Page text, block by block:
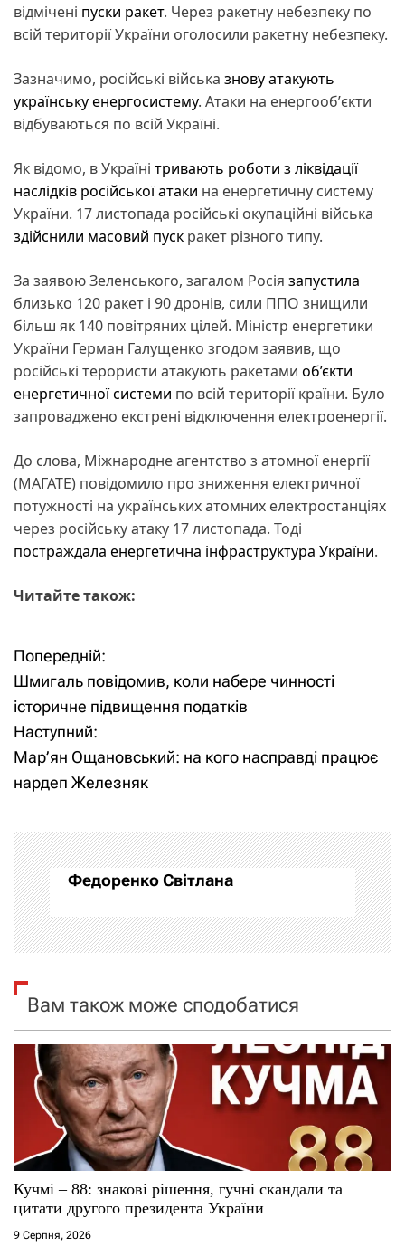
відмічені пуски ракет. Через ракетну небезпеку по
всій території України оголосили ракетну небезпеку.
Зазначимо, російські війська знову атакують
українську енергосистему. Атаки на енергообʼєкти
відбуваються по всій Україні.
Як відомо, в Україні тривають роботи з ліквідації
наслідків російської атаки на енергетичну систему
України. 17 листопада російські окупаційні війська
здійснили масовий пуск ракет різного типу.
За заявою Зеленського, загалом Росія запустила
близько 120 ракет і 90 дронів, сили ППО знищили
більш як 140 повітряних цілей. Міністр енергетики
України Герман Галущенко згодом заявив, що
російські терористи атакують ракетами об’єкти
енергетичної системи по всій території країни. Було
запроваджено екстрені відключення електроенергії.
До слова, Міжнародне агентство з атомної енергії
(МАГАТЕ) повідомило про зниження електричної
потужності на українських атомних електростанціях
через російську атаку 17 листопада. Тоді
постраждала енергетична інфраструктура України.
Читайте також:
Н
а
в
і
а
ц
і
а
с
і
в
Попередній:
Шмигаль повідомив, коли набере чинності
історичне підвищення податків
Наступний:
Мар’ян Ощановський: на кого насправді працює
нардеп Железняк
Федоренко Світлана
Вам також може сподобатися
Кучмі – 88: знакові рішення, гучні скандали та
цитати другого президента України
9 Серпня, 2026